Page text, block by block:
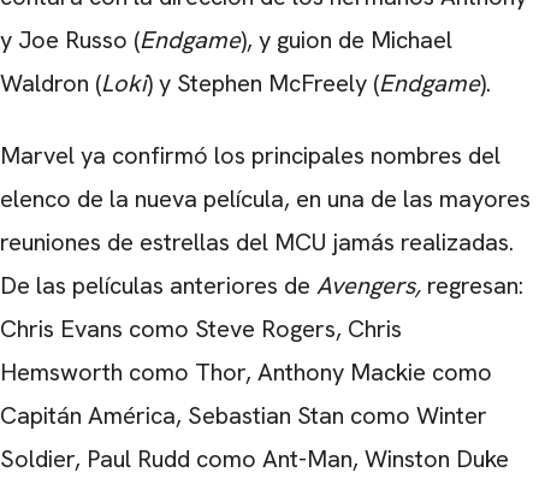
y Joe Russo (Endgame), y guion de Michael
Waldron (Loki) y Stephen McFreely (Endgame).
Marvel ya confirmó los principales nombres del
elenco de la nueva película, en una de las mayores
reuniones de estrellas del MCU jamás realizadas.
De las películas anteriores de Avengers, regresan:
Chris Evans como Steve Rogers, Chris
Hemsworth como Thor, Anthony Mackie como
Capitán América, Sebastian Stan como Winter
Soldier, Paul Rudd como Ant-Man, Winston Duke